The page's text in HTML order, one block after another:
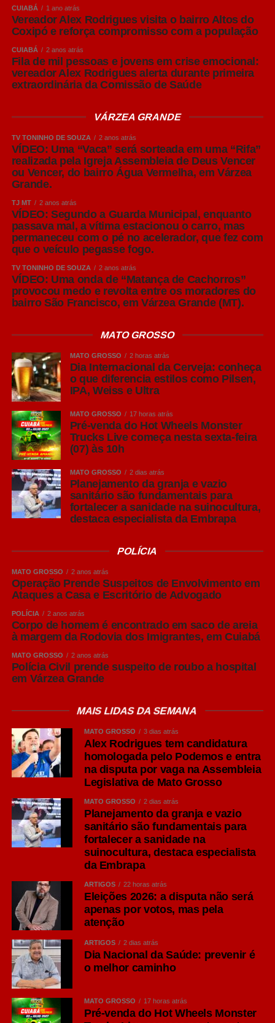
Já as cervejas Ale utilizam o processo de alta
fermentação, realizada em temperaturas mais elevadas.
Esse processo favorece a formação de aromas mais
intensos e perfis sensoriais mais complexos.
American Lager: o estilo que muitos brasileiros chamam
de Pilsen
No Brasil, é comum que cervejas do estilo American
Lager sejam chamadas popularmente de “Pilsen”. Apesar
da associação, os dois estilos não são exatamente
iguais. A American Lager tornou-se o estilo mais
consumido no mundo, representando mais de 90% de
toda a produção global de cerveja.
Sua principal característica é o equilíbrio entre
refrescância, leve amargor e notas suaves de malte,
tornando-a extremamente versátil. Por apresentar um
hambúrgueres, sanduíches, petiscos, carnes brancas e
frutos do mar, sem se sobrepor aos sabores dos
alimentos.
Leia Também: Recomendação para a
inclusão da Primeira Infância no ciclo
orçamentário é lançada em Brasília
A verdadeira Pilsen (em português, Pils em alemão) tem
Reconhecida pela alta lupulagem, que lhe confere um
amargor acentuado, a cerveja pilsen ganhou notoriedade
por ser, à época, uma cerveja clara.
Embora “Puro Malte” não seja um estilo de cerveja, mas
uma classificação relacionada aos ingredientes utilizados
na produção, o termo se tornou bastante conhecido entre
os consumidores brasileiros.
Produzidas exclusivamente com malte de cevada, água,
lúpulo e levedura, as cervejas Puro Malte costumam
apresentar maior percepção do sabor do malte, corpo
equilibrado e aromas mais evidentes.
consumo e costumam acompanhar carnes grelhadas,
IPA: personalidade marcada pelo lúpulo
Um dos estilos que mais cresceram em popularidade nos
últimos anos é a India Pale Ale (IPA), pertencente à
Garrett Oliver, ela surgiu por problemas logísticos no
século 19. Os colonizadores britânicos tinham as
cervejas estragadas ao longo de suas viagens à Índia,
então encontraram a solução de colocar uma
concentração maior de lúpulo, que age como conservante
natural e dá mais amargor, e de álcool, para que a bebida
suportasse as longas viagens marítimas sem perder
qualidade.
Seu diferencial está na maior presença do lúpulo,
ingrediente responsável por aromas cítricos, florais e
frutados, além de um amargor mais pronunciado quando
comparado às Lagers tradicionais.
Consumidores que apreciam sabores mais intensos
CUIABÁ 1 ano atrás
Vereador Alex Rodrigues visita o bairro Altos do
Coxipó e reforça compromisso com a população
CUIABÁ 2 anos atrás
Fila de mil pessoas e jovens em crise emocional:
vereador Alex Rodrigues alerta durante primeira
extraordinária da Comissão de Saúde
VÁRZEA GRANDE
TV TONINHO DE SOUZA 2 anos atrás
VÍDEO: Uma “Vaca” será sorteada em uma “Rifa”
realizada pela Igreja Assembleia de Deus Vencer
ou Vencer, do bairro Água Vermelha, em Várzea
Grande.
TJ MT 2 anos atrás
VÍDEO: Segundo a Guarda Municipal, enquanto
passava mal, a vítima estacionou o carro, mas
permaneceu com o pé no acelerador, que fez com
que o veículo pegasse fogo.
TV TONINHO DE SOUZA 2 anos atrás
VÍDEO: Uma onda de “Matança de Cachorros”
provocou medo e revolta entre os moradores do
bairro São Francisco, em Várzea Grande (MT).
MATO GROSSO
MATO GROSSO 2 horas atrás
Dia Internacional da Cerveja: conheça
o que diferencia estilos como Pilsen,
IPA, Weiss e Ultra
MATO GROSSO 17 horas atrás
Pré-venda do Hot Wheels Monster
Trucks Live começa nesta sexta-feira
(07) às 10h
MATO GROSSO 2 dias atrás
Planejamento da granja e vazio
sanitário são fundamentais para
fortalecer a sanidade na suinocultura,
destaca especialista da Embrapa
POLÍCIA
MATO GROSSO 2 anos atrás
Operação Prende Suspeitos de Envolvimento em
Ataques a Casa e Escritório de Advogado
POLÍCIA 2 anos atrás
Corpo de homem é encontrado em saco de areia
à margem da Rodovia dos Imigrantes, em Cuiabá
MATO GROSSO 2 anos atrás
Polícia Civil prende suspeito de roubo a hospital
em Várzea Grande
MAIS LIDAS DA SEMANA
MATO GROSSO 3 dias atrás
Alex Rodrigues tem candidatura
homologada pelo Podemos e entra
na disputa por vaga na Assembleia
Legislativa de Mato Grosso
MATO GROSSO 2 dias atrás
Planejamento da granja e vazio
sanitário são fundamentais para
fortalecer a sanidade na
suinocultura, destaca especialista
da Embrapa
ARTIGOS 22 horas atrás
Eleições 2026: a disputa não será
apenas por votos, mas pela
atenção
ARTIGOS 2 dias atrás
Dia Nacional da Saúde: prevenir é
o melhor caminho
MATO GROSSO 17 horas atrás
Pré-venda do Hot Wheels Monster